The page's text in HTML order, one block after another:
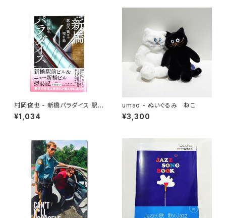
村岡俊也 - 新橋パラダイス 駅
前名物ビル残日録
¥1,034
umao - ぬいぐるみ ねこ
¥3,300